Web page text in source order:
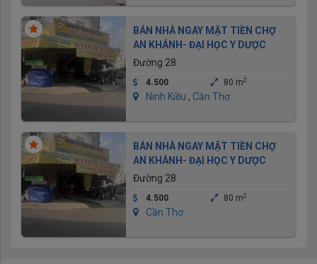
BÁN NHÀ NGAY MẶT TIỀN CHỢ
AN KHÁNH- ĐẠI HỌC Y DƯỢC
Đường 28
4.500 80 m2
Ninh Kiều , Cần Thơ
BÁN NHÀ NGAY MẶT TIỀN CHỢ
AN KHÁNH- ĐẠI HỌC Y DƯỢC
Đường 28
4.500 80 m2
Cần Thơ